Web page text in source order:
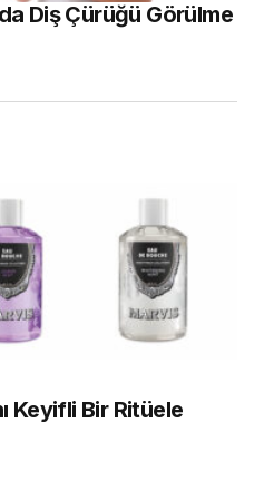
Diş Çürüğü Görülme
Keyifli Bir Ritüele